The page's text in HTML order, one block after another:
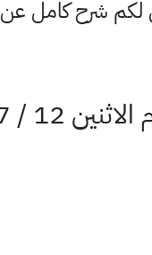
لكم شرح كامل عن